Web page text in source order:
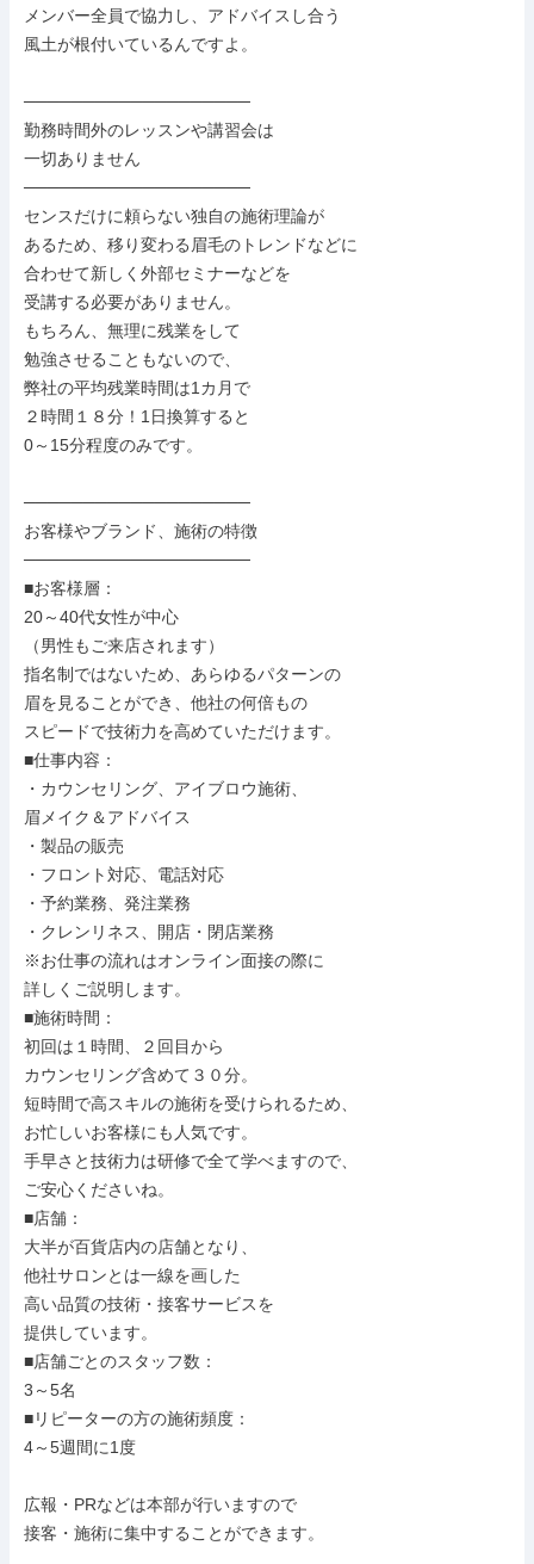
メンバー全員で協力し、アドバイスし合う
風土が根付いているんですよ。
───────────────────
勤務時間外のレッスンや講習会は
一切ありません
───────────────────
センスだけに頼らない独自の施術理論が
あるため、移り変わる眉毛のトレンドなどに
合わせて新しく外部セミナーなどを
受講する必要がありません。
もちろん、無理に残業をして
勉強させることもないので、
弊社の平均残業時間は1カ月で
２時間１８分！1日換算すると
0～15分程度のみです。
───────────────────
お客様やブランド、施術の特徴
───────────────────
■お客様層：
20～40代女性が中心
（男性もご来店されます）
指名制ではないため、あらゆるパターンの
眉を見ることができ、他社の何倍もの
スピードで技術力を高めていただけます。
■仕事内容：
・カウンセリング、アイブロウ施術、
眉メイク＆アドバイス
・製品の販売
・フロント対応、電話対応
・予約業務、発注業務
・クレンリネス、開店・閉店業務
※お仕事の流れはオンライン面接の際に
詳しくご説明します。
■施術時間：
初回は１時間、２回目から
カウンセリング含めて３０分。
短時間で高スキルの施術を受けられるため、
お忙しいお客様にも人気です。
手早さと技術力は研修で全て学べますので、
ご安心くださいね。
■店舗：
大半が百貨店内の店舗となり、
他社サロンとは一線を画した
高い品質の技術・接客サービスを
提供しています。
■店舗ごとのスタッフ数：
3～5名
■リピーターの方の施術頻度：
4～5週間に1度
広報・PRなどは本部が行いますので
接客・施術に集中することができます。